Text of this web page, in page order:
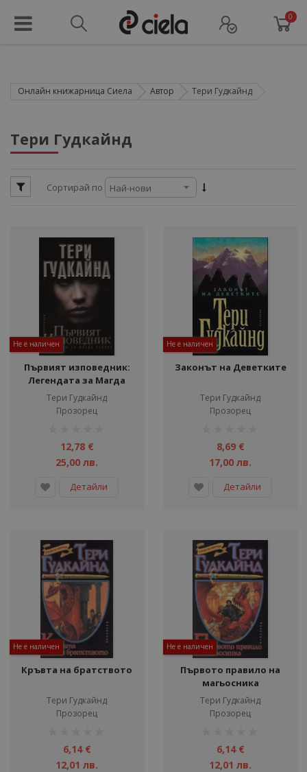
0
Онлайн книжарница Сиела Автор Тери Гудкайнд
Тери Гудкайнд
Сортирай по
Не е наличен
Първият изповедник:
Легендата за Магда
Сеарус
Тери Гудкайнд
Прозорец
12,78 €
25,00 лв.
Детайли
Не е наличен
Законът на Деветките
Тери Гудкайнд
Прозорец
8,69 €
17,00 лв.
Детайли
Не е наличен
Кръвта на братството
Тери Гудкайнд
Прозорец
6,14 €
12,01 лв.
Не е наличен
Първото правило на
магьосника
Тери Гудкайнд
Прозорец
6,14 €
12,01 лв.